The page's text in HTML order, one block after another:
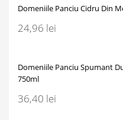
Domeniile Panciu Cidru Din
24,96 lei
Domeniile Panciu Spumant
750ml
36,40 lei